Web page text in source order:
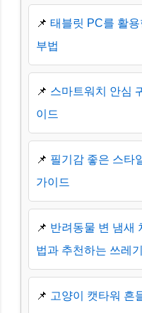
📌 태블릿 PC를 활
부법
📌 스마트워치 안심
이드
📌 필기감 좋은 스타
가이드
📌 반려동물 변 냄새
법과 추천하는 쓰레
📌 고양이 캣타워 흔